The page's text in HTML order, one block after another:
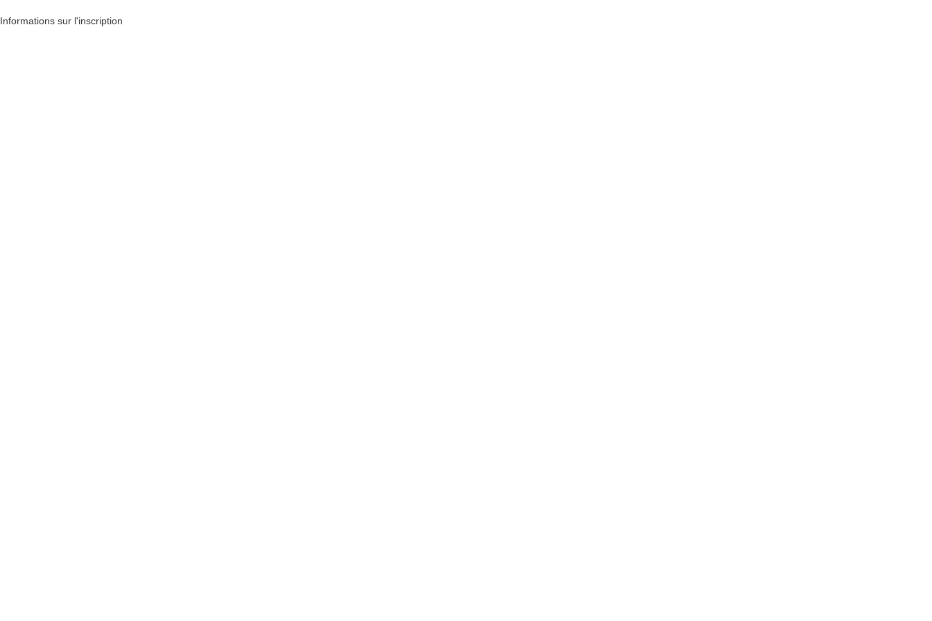
Informations sur l'inscription